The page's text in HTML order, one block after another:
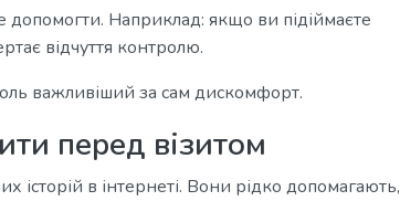
Наприклад: якщо ви підіймаєте
відчуття контролю.
важливіший за сам дискомфорт.
перед візитом
історій в інтернеті. Вони рідко допомагають,